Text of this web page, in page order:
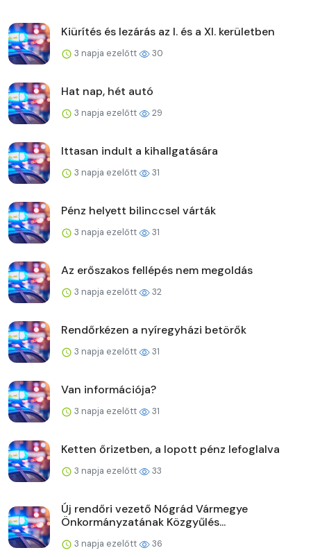
Kiürítés és lezárás az I. és a XI. kerületben
3 napja ezelőtt 30
Hat nap, hét autó
3 napja ezelőtt 29
Ittasan indult a kihallgatására
3 napja ezelőtt 31
Pénz helyett bilinccsel várták
3 napja ezelőtt 31
Az erőszakos fellépés nem megoldás
3 napja ezelőtt 32
Rendőrkézen a nyíregyházi betörők
3 napja ezelőtt 31
Van információja?
3 napja ezelőtt 31
Ketten őrizetben, a lopott pénz lefoglalva
3 napja ezelőtt 33
Új rendőri vezető Nógrád Vármegye
Önkormányzatának Közgyűlés...
3 napja ezelőtt 36